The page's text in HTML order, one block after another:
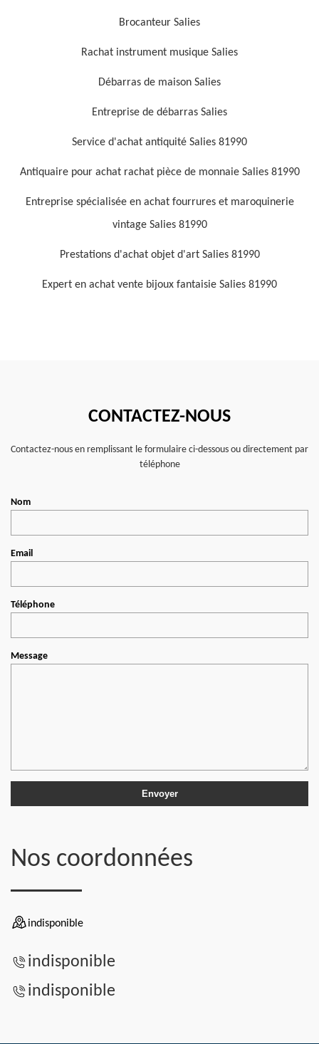
Brocanteur Salies
Rachat instrument musique Salies
Débarras de maison Salies
Entreprise de débarras Salies
Service d'achat antiquité Salies 81990
Antiquaire pour achat rachat pièce de monnaie Salies 81990
Entreprise spécialisée en achat fourrures et maroquinerie
vintage Salies 81990
Prestations d'achat objet d'art Salies 81990
Expert en achat vente bijoux fantaisie Salies 81990
CONTACTEZ-NOUS
Contactez-nous en remplissant le formulaire ci-dessous ou directement par
téléphone
Nom
Email
Téléphone
Message
Nos coordonnées
indisponible
indisponible
indisponible